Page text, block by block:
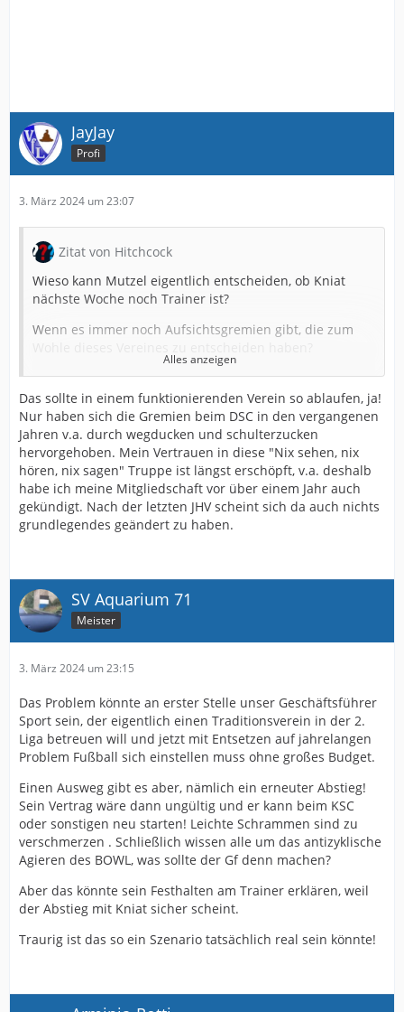
JayJay
Profi
3. März 2024 um 23:07
Zitat von Hitchcock
Wieso kann Mutzel eigentlich entscheiden, ob Kniat
nächste Woche noch Trainer ist?
Wenn es immer noch Aufsichtsgremien gibt, die zum
Wenn der Trainer Woche für Woche Ansagen macht, die
dann aber nicht umgesetzt werden?
Und die Mannschaft nachweislich verunsichert ist und
das Trainer-Team eben NICHT den herbeibeschworenen
Turnaround schafft?
Ganz konkret auf das Verl-Spiel bezogen: Wenn Kniat
angeblich entschieden hat, dass Biankadi die Elfer
schießt? Und trotzdem Wintzheimer darüber eine
Wenn es also ganz offensichtlich der Fall ist, dass der
Trainer diese Truppe eben NICHT im Griff hat? Und die
Mannschaft immer wieder diese verklemmten Auftritte
der Verein offensichtlich finanziell überhaupt keine
andere Option hat, etwas in der sportlichen Leitung zu
verändern.
Alles anzeigen
Das sollte in einem funktionierenden Verein so ablaufen, ja!
Nur haben sich die Gremien beim DSC in den vergangenen
Jahren v.a. durch wegducken und schulterzucken
hervorgehoben. Mein Vertrauen in diese "Nix sehen, nix
hören, nix sagen" Truppe ist längst erschöpft, v.a. deshalb
habe ich meine Mitgliedschaft vor über einem Jahr auch
gekündigt. Nach der letzten JHV scheint sich da auch nichts
grundlegendes geändert zu haben.
SV Aquarium 71
Meister
3. März 2024 um 23:15
Das Problem könnte an erster Stelle unser Geschäftsführer
Sport sein, der eigentlich einen Traditionsverein in der 2.
Liga betreuen will und jetzt mit Entsetzen auf jahrelangen
Problem Fußball sich einstellen muss ohne großes Budget.
Einen Ausweg gibt es aber, nämlich ein erneuter Abstieg!
Sein Vertrag wäre dann ungültig und er kann beim KSC
oder sonstigen neu starten! Leichte Schrammen sind zu
verschmerzen . Schließlich wissen alle um das antizyklische
Agieren des BOWL, was sollte der Gf denn machen?
Aber das könnte sein Festhalten am Trainer erklären, weil
der Abstieg mit Kniat sicher scheint.
Traurig ist das so ein Szenario tatsächlich real sein könnte!